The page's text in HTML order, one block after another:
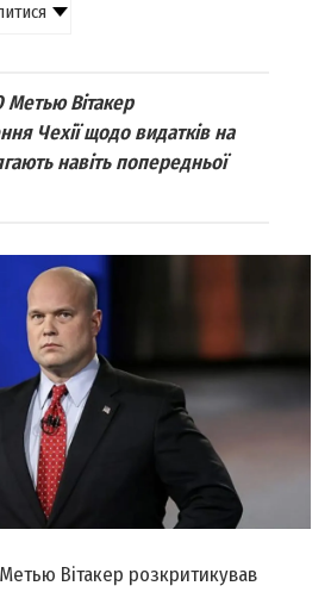
Вітакер
Чехії щодо видатків на
навіть попередньої
Вітакер розкритикував